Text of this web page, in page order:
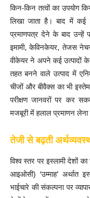
किन-किन तत्वों का उपयोग
लिखा जाता है। बाद में कई
प्रमाणपत्र देने के बाद उन्हें
इमामी, केविनकेयर, तेजस
वीकेयर ने अपने कई उत्पादों
तहत बनने वाले उत्पाद में
चीजों और बीवैक्स का भी
परीक्षण जानवरों पर कर
मजबूरी में हलाल प्रमाणन लेना
तेजी से बढ़ती
विश्व स्तर पर इस्लामी देशों
आइओसी) ‘उम्माह’ अर्थात
भाईचारे की संकल्पना पर